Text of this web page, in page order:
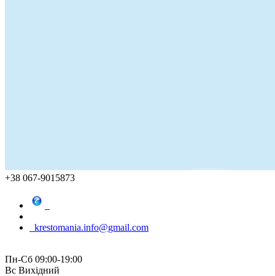
+38 067-9015873
krestomania.info@gmail.com
Пн-Сб 09:00-19:00
Вс Вихідний